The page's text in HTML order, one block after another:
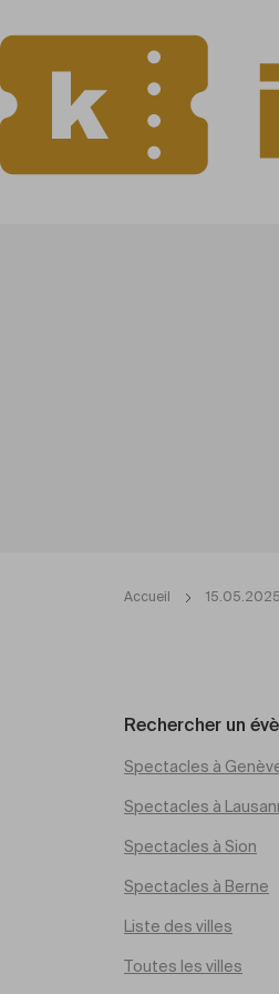
Accueil
Rechercher un
Spectacles à
Spectacles à
Spectacles à Sion
Spectacles à Berne
Liste des villes
Toutes les villes